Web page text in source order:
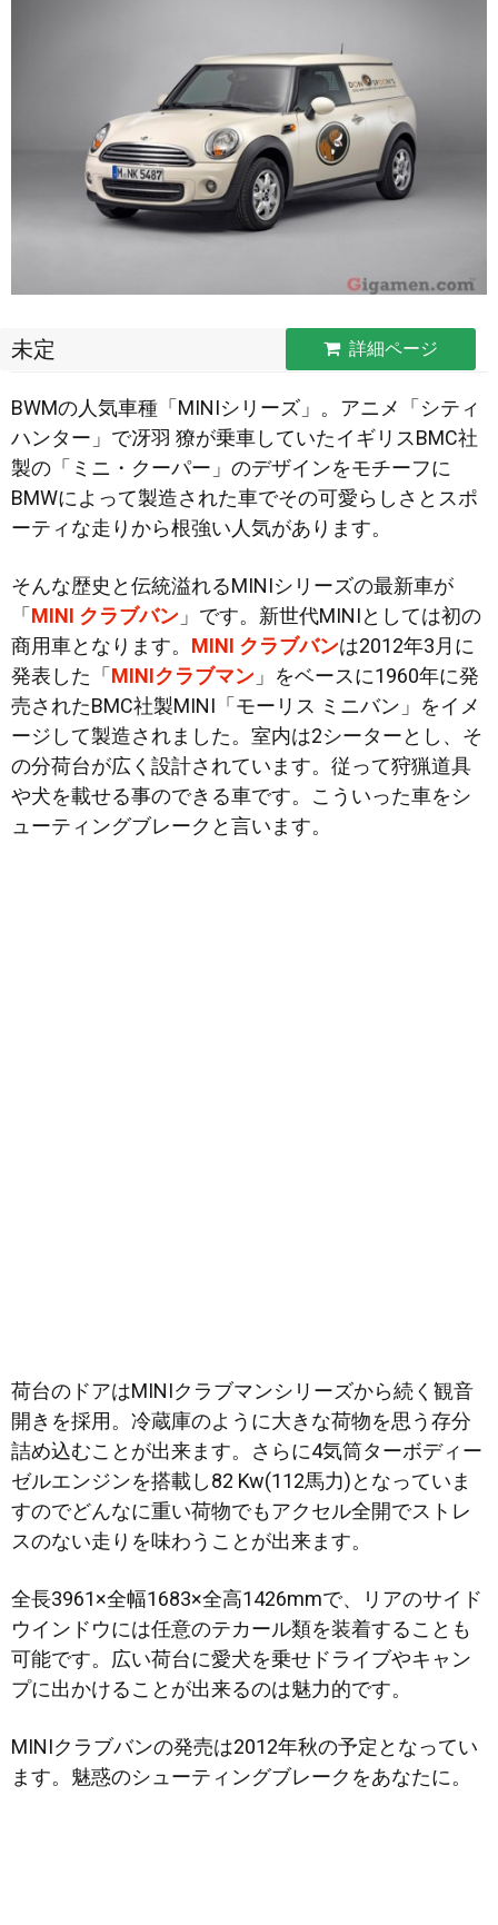
未定 詳細ページ
BWMの人気車種「MINIシリーズ」。アニメ「シティ
ハンター」で冴羽 獠が乗車していたイギリスBMC社
製の「ミニ・クーパー」のデザインをモチーフに
BMWによって製造された車でその可愛らしさとスポ
ーティな走りから根強い人気があります。
そんな歴史と伝統溢れるMINIシリーズの最新車が
「MINI クラブバン 」です。新世代MINIとしては初の
商用車となります。 MINI クラブバンは2012年3月に
発表した「MINIクラブマン 」をベースに1960年に発
売されたBMC社製MINI「モーリス ミニバン」をイメ
ージして製造されました。室内は2シーターとし、そ
の分荷台が広く設計されています。従って狩猟道具
や犬を載せる事のできる車です。こういった車をシ
ューティングブレークと言います。
荷台のドアはMINIクラブマンシリーズから続く観音
開きを採用。冷蔵庫のように大きな荷物を思う存分
詰め込むことが出来ます。さらに4気筒ターボディー
ゼルエンジンを搭載し82 Kw(112馬力)となっていま
すのでどんなに重い荷物でもアクセル全開でストレ
スのない走りを味わうことが出来ます。
全長3961×全幅1683×全高1426mmで、リアのサイド
ウインドウには任意のテカール類を装着することも
可能です。広い荷台に愛犬を乗せドライブやキャン
プに出かけることが出来るのは魅力的です。
MINIクラブバンの発売は2012年秋の予定となってい
ます。魅惑のシューティングブレークをあなたに。